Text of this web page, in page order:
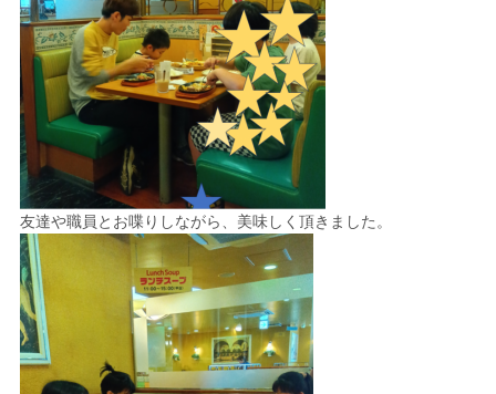
友達や職員とお喋りしながら、美味しく頂きました。